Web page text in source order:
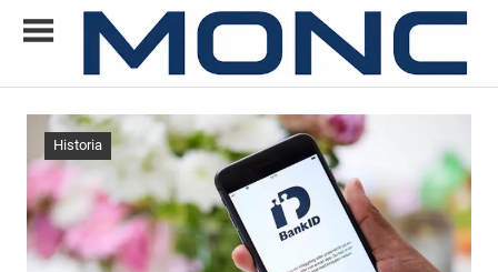
Allt
du
vill
veta
om
ny
teknik
Historia